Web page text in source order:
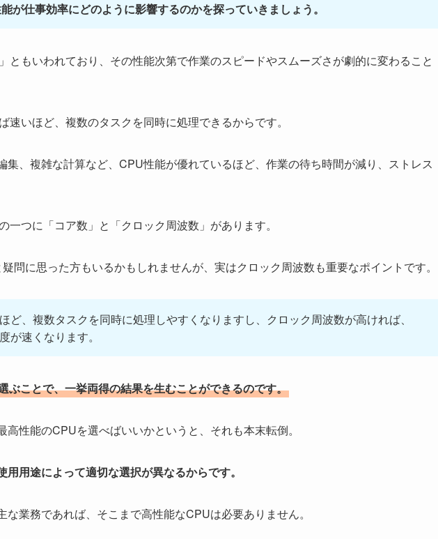
が仕事効率にどのように影響するのかを探っていきましょう。
ともいわれており、その性能次第で作業のスピードやスムーズさが劇的に変わること
速いほど、複数のタスクを同時に処理できるからです。
集、複雑な計算など、CPU性能が優れているほど、作業の待ち時間が減り、ストレス
一つに「コア数」と「クロック周波数」があります。
問に思った方もいるかもしれませんが、実はクロック周波数も重要なポイントです。
ど、複数タスクを同時に処理しやすくなりますし、クロック周波数が高ければ、
が速くなります。
ぶことで、一挙両得の結果を生むことができるのです。
性能のCPUを選べばいいかというと、それも本末転倒。
用途によって適切な選択が異なるからです。
業務であれば、そこまで高性能なCPUは必要ありません。